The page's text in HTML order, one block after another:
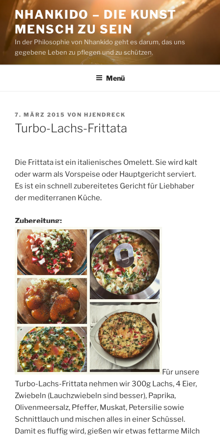
Zum
Inhalt
springen
NHANKIDO – DIE KUNST
MENSCH ZU SEIN
In der Philosophie von Nhankido geht es darum, das uns
gegebene Leben zu pflegen und zu schützen.
Menü
VERÖFFENTLICHT
AM
7. MÄRZ 2015 VON HJENDRECK
Turbo-Lachs-Frittata
Die Frittata ist ein italienisches Omelett. Sie wird kalt
oder warm als Vorspeise oder Hauptgericht serviert.
Es ist ein schnell zubereitetes Gericht für Liebhaber
der mediterranen Küche.
Zubereitung:
Für unsere
Turbo-Lachs-Frittata nehmen wir 300g Lachs, 4 Eier,
Zwiebeln (Lauchzwiebeln sind besser), Paprika,
Olivenmeersalz, Pfeffer, Muskat, Petersilie sowie
Schnittlauch und mischen alles in einer Schüssel.
Damit es fluffig wird, gießen wir etwas fettarme Milch